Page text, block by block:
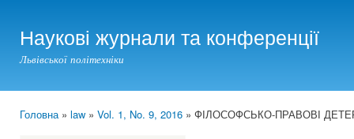
Наукові журнали та конференції
Львівської політехніки
Головна» law » Vol. 1, No. 9, 2016 » ФІЛОСОФСЬКО-ПРАВОВІ